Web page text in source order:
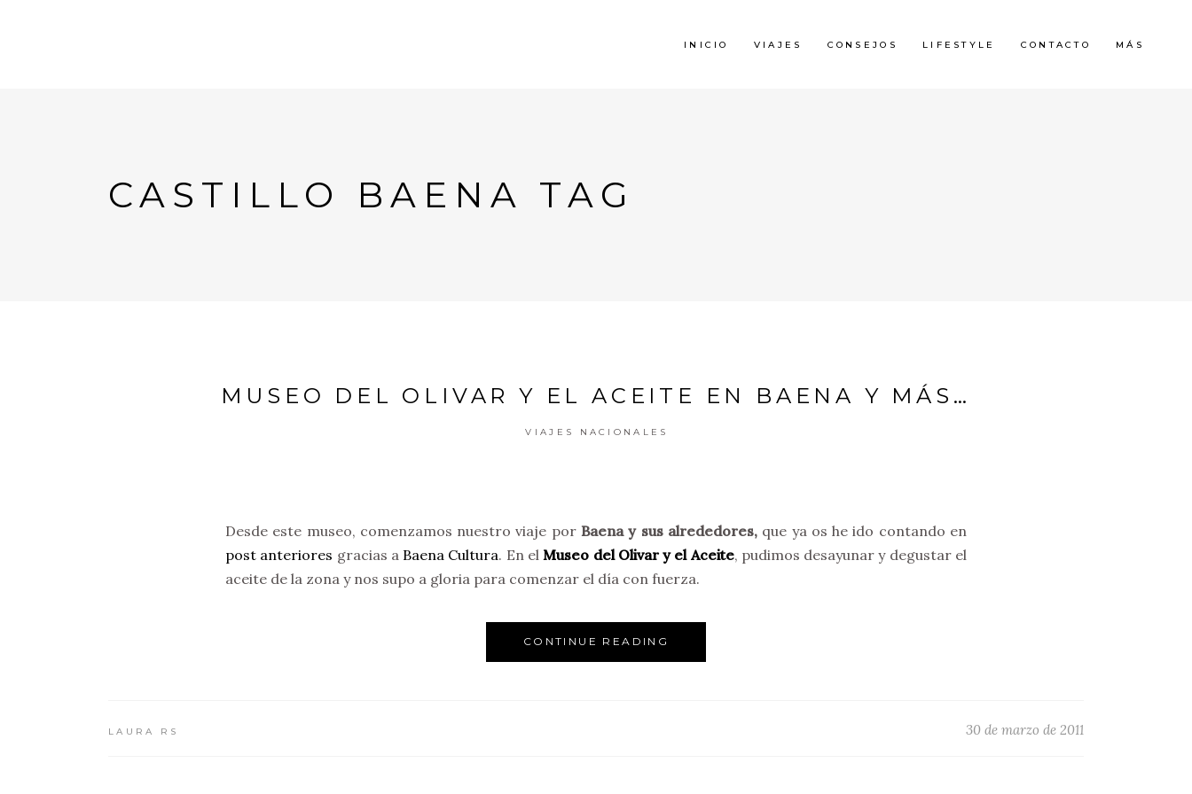
INICIO VIAJES CONSEJOS LIFESTYLE CONTACTO MÁS
CASTILLO BAENA TAG
MUSEO DEL OLIVAR Y EL ACEITE EN BAENA Y MÁS…
VIAJES NACIONALES
Desde este museo, comenzamos nuestro viaje porBaena y sus alrededores,que ya os he ido contando en
post anteriores gracias a Baena Cultura. En elMuseo del Olivar y el Aceite, pudimos desayunar y degustar el
aceite de la zona y nos supo a gloria para comenzar el día con fuerza.
CONTINUE READING
LAURA RS 30 de marzo de 2011